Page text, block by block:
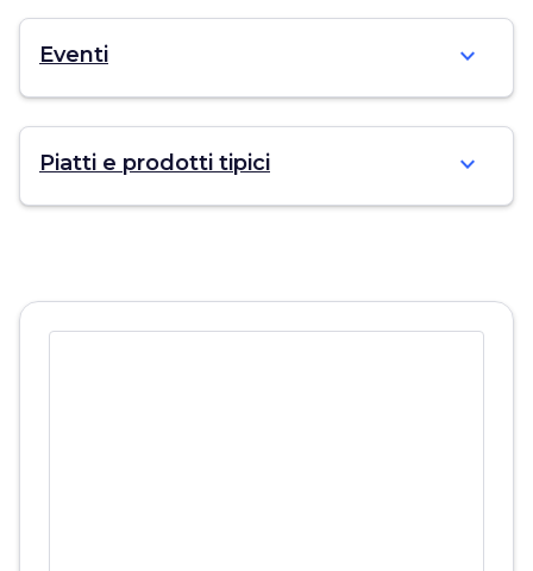
Eventi expand_more
Piatti e prodotti tipici expand_more